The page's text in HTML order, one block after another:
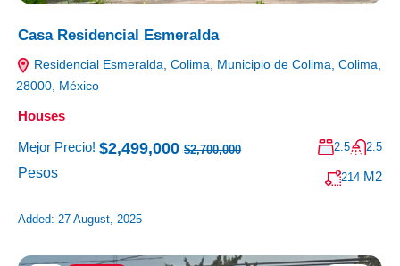
Casa Residencial Esmeralda
Residencial Esmeralda, Colima, Municipio de Colima, Colima,
28000, México
Houses
Mejor Precio! $2,499,000 $2,700,000
Pesos
2.5 2.5
214 M2
Added: 27 August, 2025